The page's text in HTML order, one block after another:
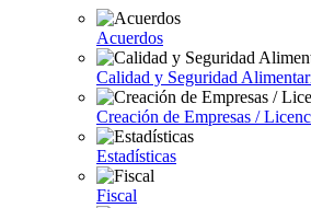
Acuerdos
Calidad y Seguridad
Creación de Empresas /
Estadísticas
Fiscal